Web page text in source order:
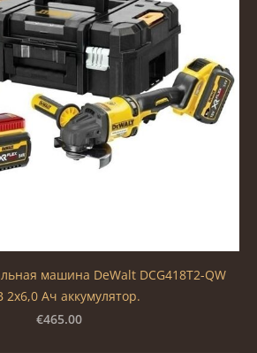
машина DeWalt DCG418T2-QW
2х6,0 Ач аккумулятор.
€465.00